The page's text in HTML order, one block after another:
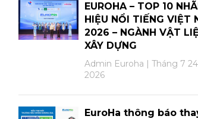
EUROHA – TOP 10
HIỆU NỔI TIẾNG VIỆT
2026 – NGÀNH VẬT
XÂY DỰNG
Admin Euroha
Tháng 7
2026
EuroHa thông báo